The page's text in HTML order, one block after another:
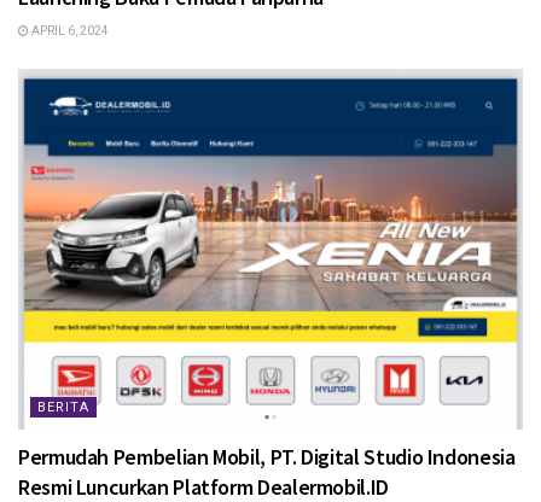
APRIL 6, 2024
BERITA
Permudah Pembelian Mobil, PT. Digital Studio Indonesia
Resmi Luncurkan Platform Dealermobil.ID